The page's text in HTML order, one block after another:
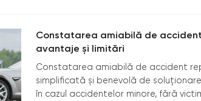
Constatarea amiabilă de
avantaje și limitări
Constatarea amiabilă de accident
simplificată şi benevolă de
în cazul accidentelor minore, fără